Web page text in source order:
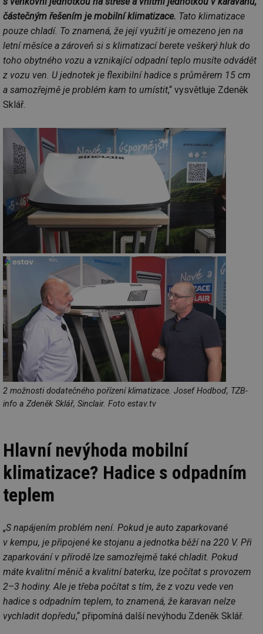
částečným řešením je mobilní klimatizace. Tato klimatizace
pouze chladí. To znamená, že její využití je omezeno jen na
letní měsíce a zároveň si s klimatizací berete veškerý hluk do
toho obytného vozu a vznikající odpadní teplo musíte odvádět
z vozu ven. U jednotek je flexibilní hadice s průměrem 15 cm
a samozřejmě je problém kam to umístit,“ vysvětluje Zdeněk
Sklář.
2 možnosti dodatečného pořízení klimatizace. Josef Hodboď, TZB-
info a Zdeněk Sklář, Sinclair. Foto estav.tv
Hlavní nevýhoda mobilní
klimatizace? Hadice s odpadním
teplem
„S napájením problém není. Pokud je auto zaparkované
v kempu, je připojené ke stojanu a jednotka běží na 220 V. Při
zaparkování v přírodě lze samozřejmě také chladit. Pokud
máte kvalitní měnič a kvalitní baterku, lze počítat s provozem
2–3 hodiny. Ale je třeba počítat s tím, že z vozu vede ven
hadice s odpadním teplem, to znamená, že karavan nelze
vychladit dopředu,“ připomíná další nevýhodu Zdeněk Sklář.